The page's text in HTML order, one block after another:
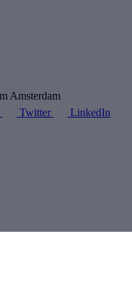
Amsterdam
Twitter LinkedIn